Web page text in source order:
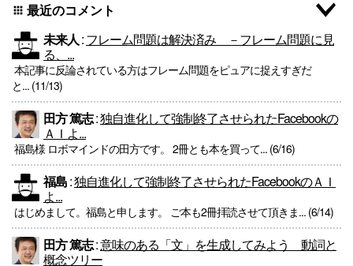
apps 最近のコメント
未来人:フレーム問題は解決済み －フレーム問題に見
る、...
本記事に反論されている方はフレーム問題をピュアに捉えすぎだ
と... (11/13)
田方 篤志:独自進化して強制終了させられたFacebookの
ＡＩよ...
福島様 ロボマインドの田方です。 2冊とも本を買って... (6/16)
福島:独自進化して強制終了させられたFacebookのＡＩ
よ...
はじめまして。福島と申します。 ご本も2冊拝読させて頂きま... (6/14)
田方 篤志:意味のある「文」を生成してみよう 動詞と
概念ツリー